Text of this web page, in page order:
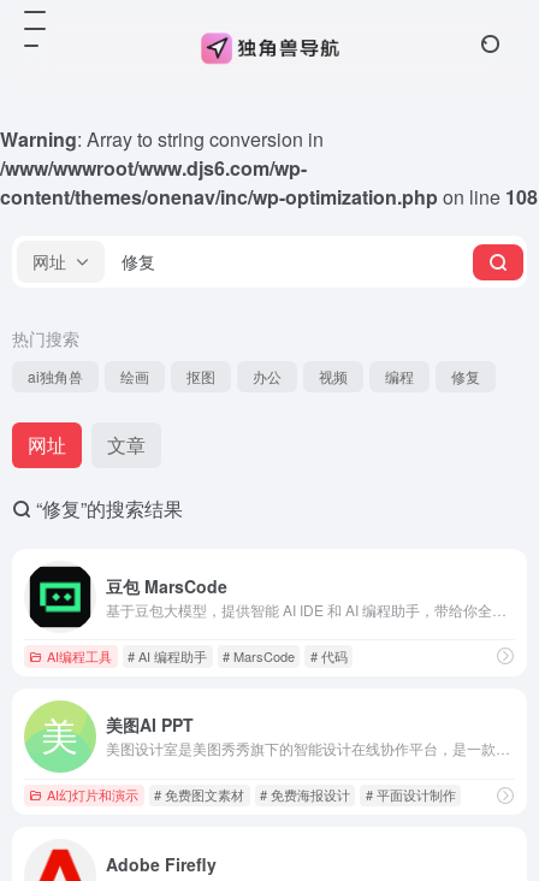
Warning: Array to string conversion in
/www/wwwroot/www.djs6.com/wp-
content/themes/onenav/inc/wp-optimization.phpon line 108
网址
热门搜索
ai独角兽 绘画 抠图 办公 视频 编程 修复
网址 文章
“修复”的搜索结果
豆包 MarsCode
AI编程工具 # AI 编程助手 # MarsCode # 代码
美图AI PPT
AI幻灯片和演示 # 免费图文素材 # 免费海报设计 # 平面设计制作
Adobe Firefly